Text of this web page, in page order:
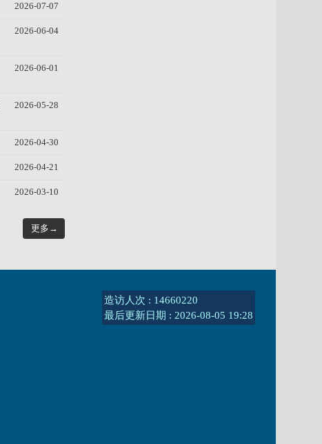
2026-07-07
2026-06-04
2026-06-01
2026-05-28
2026-04-30
2026-04-21
2026-03-10
更多→
造访人次 : 14660220
最后更新日期 : 2026-08-05 19:28